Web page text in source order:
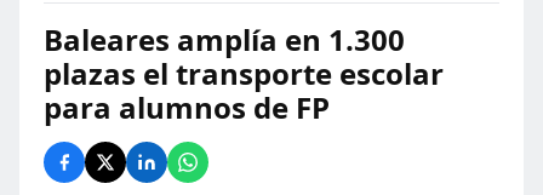
Baleares amplía en 1.300
plazas el transporte escolar
para alumnos de FP